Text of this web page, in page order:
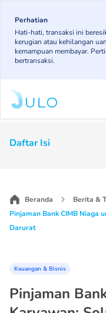
main
content
Perhatian
Hati-hati, transaksi ini
kerugian atau kehilangan
kemampuan membayar.
bertransaksi.
Main
Daftar Isi
Beranda
Berita &
Pinjaman Bank CIMB Niaga
Darurat
Keuangan & Bisnis
Pinjaman